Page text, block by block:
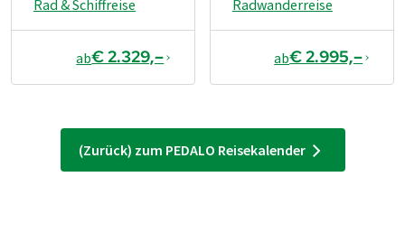
Rad & Schiffreise
ab€ 2.329,–
Radwanderreise
ab€ 2.995,–
(Zurück) zum PEDALO Reisekalender